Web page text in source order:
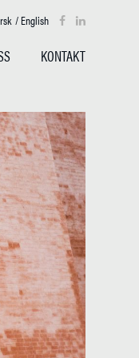
KONTAKT
/ English